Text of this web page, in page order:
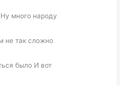
много народу
не так сложно
было И вот